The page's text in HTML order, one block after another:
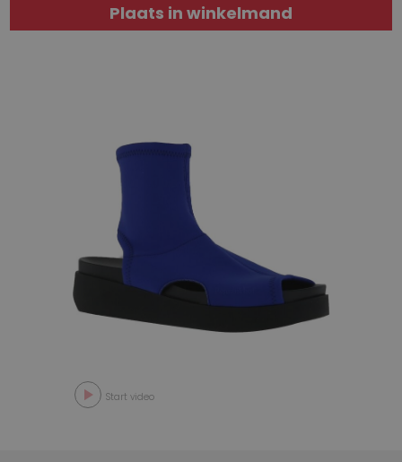
Plaats in winkelmand
Start video